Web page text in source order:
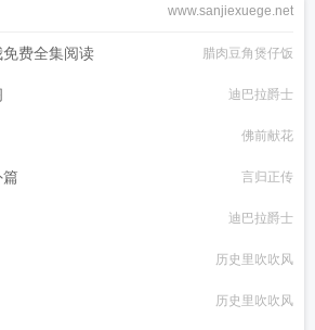
www.sanjiexuege.net
费全集阅读 腊肉豆角煲仔饭
迪巴拉爵士
佛前献花
言归正传
迪巴拉爵士
历史里吹吹风
历史里吹吹风